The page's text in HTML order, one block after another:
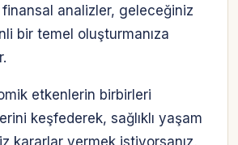
analizler, geleceğiniz
bir temel oluşturmanıza
etkenlerin birbirleri
keşfederek, sağlıklı yaşam